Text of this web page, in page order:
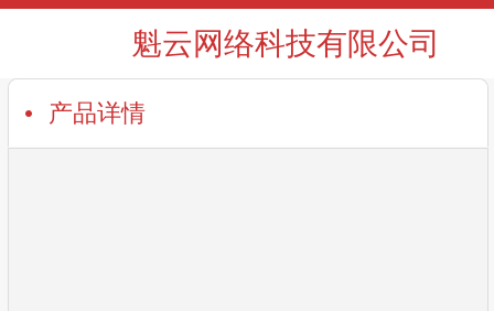
魁云网络科技有限公司
产品详情